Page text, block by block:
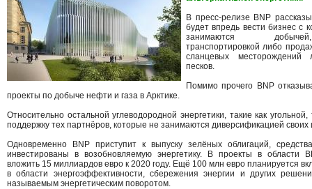
В пресс-релизе BNP
будет впредь вести бизнес с
занимаются
транспортировкой либо
сланцевых месторождений
песков.
Помимо прочего BNP
проекты по добыче нефти и газа в Арктике.
Относительно остальной углеводородной энергетики, такие как
поддержку тех партнёров, которые не занимаются диверсификацией своих
Одновременно BNP приступит к выпуску зелёных облигаций,
инвестированы в возобновляемую энергетику. В проекты в области
вложить 15 миллиардов евро к 2020 году. Ещё 100 млн евро планируется
в области энергоэффективности, сбережения энергии и других
называемым энергетическим поворотом.